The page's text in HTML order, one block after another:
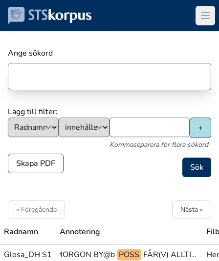
Ange sökord
Lägg till filter:
Kommaseparera för flera sökord
Skapa PDF
« Föregående Nästa »
Radnamn Annotering
Glosa_DH S1
VARJE(J) MORGON BY@b POSS FÅR(V) ALLTID HÄMTA